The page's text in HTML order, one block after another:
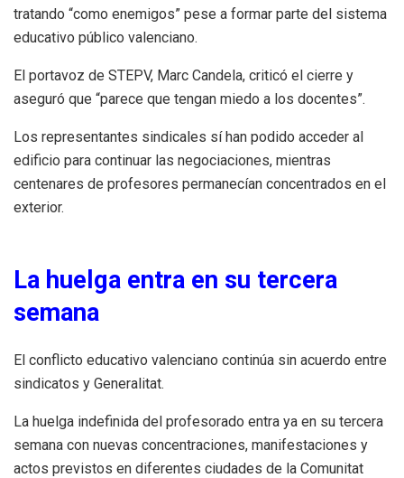
tratando “como enemigos” pese a formar parte del sistema
educativo público valenciano.
El portavoz de STEPV, Marc Candela, criticó el cierre y
aseguró que “parece que tengan miedo a los docentes”.
Los representantes sindicales sí han podido acceder al
edificio para continuar las negociaciones, mientras
centenares de profesores permanecían concentrados en el
exterior.
La huelga entra en su tercera
semana
El conflicto educativo valenciano continúa sin acuerdo entre
sindicatos y Generalitat.
La huelga indefinida del profesorado entra ya en su tercera
semana con nuevas concentraciones, manifestaciones y
actos previstos en diferentes ciudades de la Comunitat